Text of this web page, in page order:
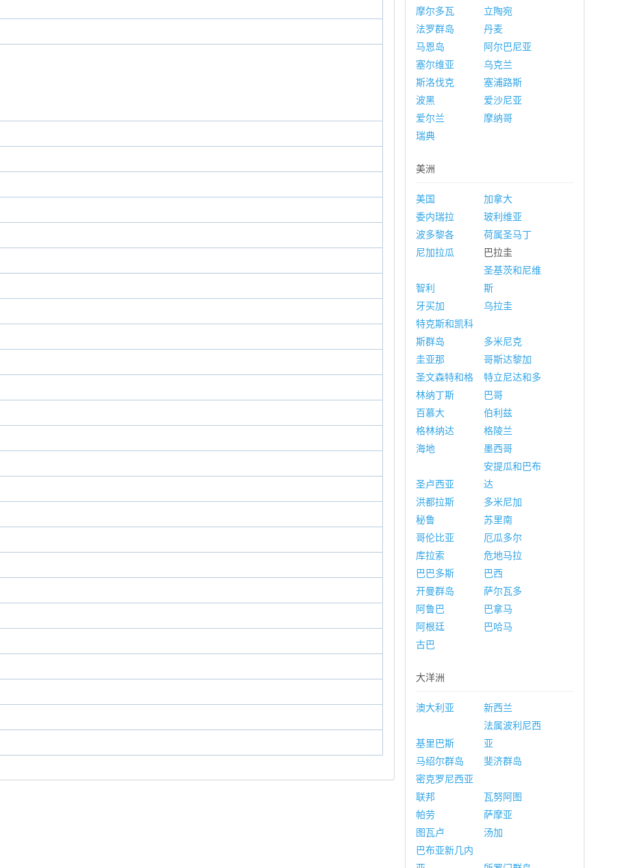
摩尔多瓦
立陶宛
法罗群岛
丹麦
马恩岛
阿尔巴尼亚
塞尔维亚
乌克兰
斯洛伐克
塞浦路斯
波黑
爱沙尼亚
爱尔兰
摩纳哥
瑞典
美洲
美国
加拿大
委内瑞拉
玻利维亚
波多黎各
荷属圣马丁
尼加拉瓜
巴拉圭
智利
圣基茨和尼维
斯
牙买加
乌拉圭
特克斯和凯科
斯群岛
多米尼克
圭亚那
哥斯达黎加
圣文森特和格
林纳丁斯
特立尼达和多
巴哥
百慕大
伯利兹
格林纳达
格陵兰
海地
墨西哥
圣卢西亚
安提瓜和巴布
达
洪都拉斯
多米尼加
秘鲁
苏里南
哥伦比亚
厄瓜多尔
库拉索
危地马拉
巴巴多斯
巴西
开曼群岛
萨尔瓦多
阿鲁巴
巴拿马
阿根廷
巴哈马
古巴
大洋洲
澳大利亚 新西兰
基里巴斯
法属波利尼西
亚
马绍尔群岛
斐济群岛
密克罗尼西亚
联邦
瓦努阿图
帕劳
萨摩亚
图瓦卢
汤加
巴布亚新几内